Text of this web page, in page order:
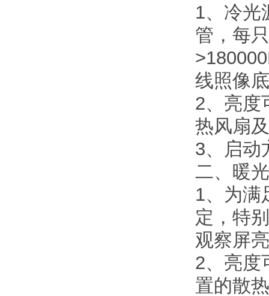
1、冷光
管，每
线照像
2、亮度
热风扇
3、启动
二、暖
1、为满
定，特
观察屏
2、亮度
置的散